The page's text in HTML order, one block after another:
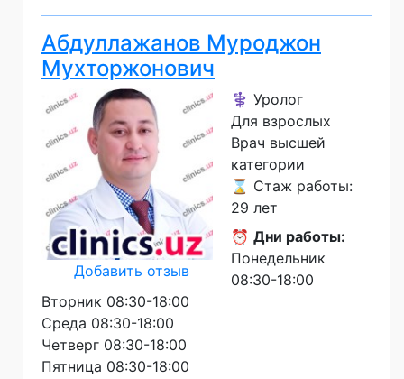
Абдуллажанов Муроджон
Мухторжонович
Добавить отзыв
⚕️ Уролог
Для взрослых
Врач высшей
категории
⌛ Стаж работы:
29 лет
⏰ Дни работы:
Понедельник
08:30-18:00
Вторник 08:30-18:00
Среда 08:30-18:00
Четверг 08:30-18:00
Пятница 08:30-18:00